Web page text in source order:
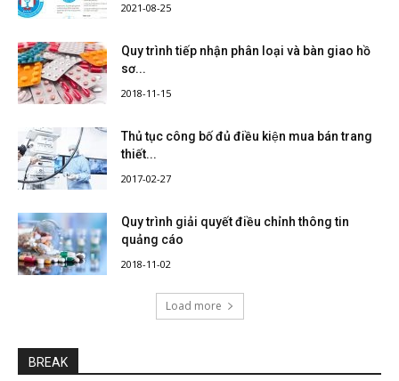
2021-08-25
Quy trình tiếp nhận phân loại và bàn giao hồ
sơ...
2018-11-15
Thủ tục công bố đủ điều kiện mua bán trang
thiết...
2017-02-27
Quy trình giải quyết điều chỉnh thông tin
quảng cáo
2018-11-02
Load more
BREAK